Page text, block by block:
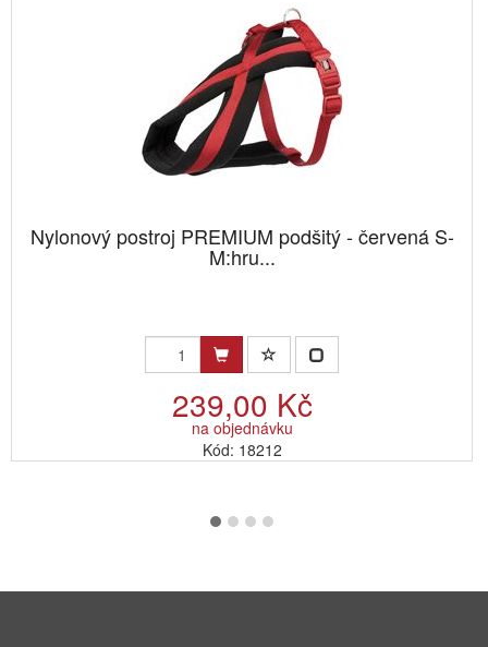
Nylonový postroj PREMIUM podšitý - červená S-
M:hru...
239,00 Kč
na objednávku
Kód: 18212